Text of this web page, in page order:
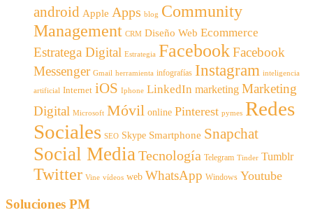
android Apple Apps blog Community
Management CRM Diseño Web Ecommerce
Estratega Digital Estrategia FacebookFacebook
Messenger Gmail herramienta infografías Instagram inteligencia
artificial Internet iOS Iphone LinkedIn marketing Marketing
Digital Microsoft Móvil online Pinterest pymes Redes
Sociales SEO Skype Smartphone Snapchat
Social Media Tecnología Telegram Tinder Tumblr
Twitter Vine vídeos web WhatsApp Windows Youtube
Soluciones PM